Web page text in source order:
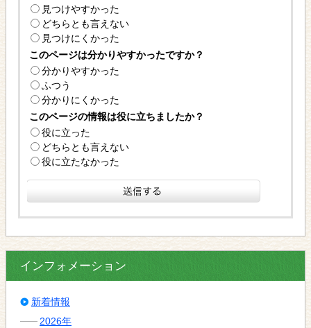
見つけやすかった
どちらとも言えない
見つけにくかった
このページは分かりやすかったですか？
分かりやすかった
ふつう
分かりにくかった
このページの情報は役に立ちましたか？
役に立った
どちらとも言えない
役に立たなかった
インフォメーション
新着情報
2026年